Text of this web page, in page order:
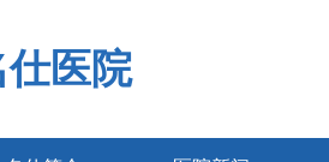
医院